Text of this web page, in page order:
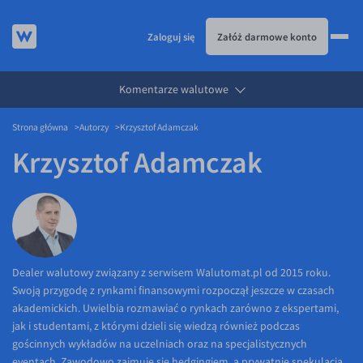
KURSY WALUT
Kursy walut
EUR/PLN
CHF/PLN
GBP/PLN
CZK/PLN
DKK/PLN
NOK/PLN
SEK/PLN
KARTA WIELOWALUTOWA
Karta wielowalutowa
PRZELEWY ZAGRANICZNE
DLA FIRM
Dla firm
API dla biznesu
Partnerstwa
Walutomat Business
Program Afiliacyjny
JAK TO DZIAŁA
Jak to działa
Prowizje i rabaty
Metody płatności
Banki i przelewy
BLOG
Blog
Aktualności
Komentarze walutowe
Zaloguj się Załóż darmowe konto
Komentarze walutowe
Strona główna Autorzy Krzysztof Adamczak
Krzysztof Adamczak
Dealer walutowy związany z serwisem Walutomat.pl od 2015 roku.
Swoją przygodę z rynkami finansowymi rozpoczął jeszcze w czasach
akademickich. Uwielbia rozmawiać o rynkach zarówno z ekspertami,
jak i studentami, z którymi dzieli się wiedzą również podczas
gościnnych wykładów na uczelniach oraz na specjalistycznych